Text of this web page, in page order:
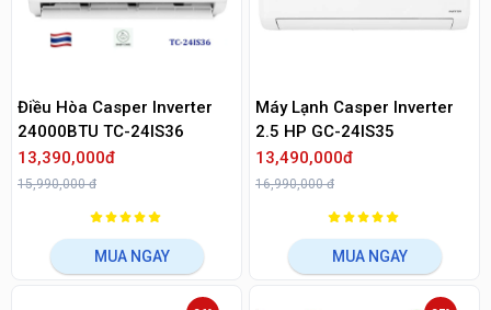
Điều Hòa Casper Inverter
24000BTU TC-24IS36
13,390,000đ
15,990,000 đ
MUA NGAY
Máy Lạnh Casper Inverter
2.5 HP GC-24IS35
13,490,000đ
16,990,000 đ
MUA NGAY